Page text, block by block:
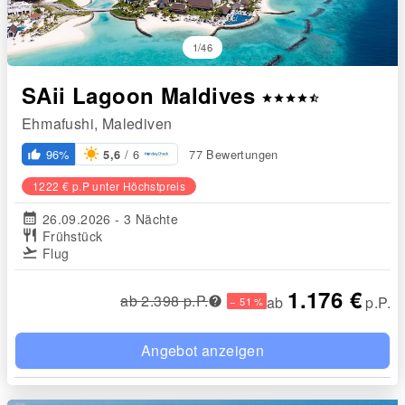
1/46
SAii Lagoon Maldives starstarstarstarstar_half
Ehmafushi, Malediven
thumb_up_alt 96% 5,6 / 6 77 Bewertungen
1222 € p.P unter Höchstpreis
calendar_month 26.09.2026 - 3 Nächte
restaurant Frühstück
flight_takeoff Flug
ab 2.398 p.P. − 51 % ab 1.176 € p.P.
Angebot anzeigen